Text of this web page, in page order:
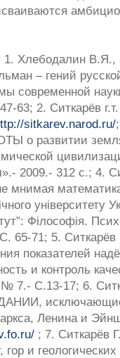
1. Хлебодалин
– гений
современной
63; 2. Ситкарёв
sitkarev.narod.ru/
о развитии
2009.- 312 с.; 4.
мнимая
університету
Філософія.
65-71; 5. Ситкарёв
показателей
и контроль
№ 7.- С.13-17; 6.
Ленина и
; 7. Ситкарёв
гор и